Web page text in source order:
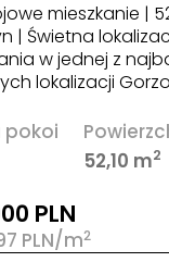
mieszkanie |
| Świetna
w jednej z
lokalizacji
pokoi
52,10 m2
PLN
PLN/m2